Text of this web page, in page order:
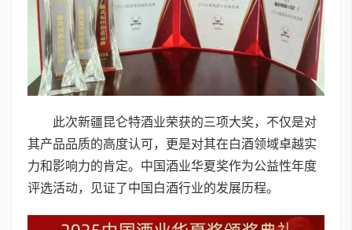
此次新疆昆仑特酒业荣获的三项大奖，不仅是对
其产品品质的高度认可，更是对其在白酒领域卓越实
力和影响力的肯定。中国酒业华夏奖作为公益性年度
评选活动，见证了中国白酒行业的发展历程。